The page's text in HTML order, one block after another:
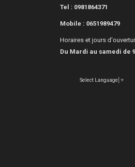
Tel : 0981864371
Mobile : 0651989479
Horaires et jours
Du Mardi au samedi de
Select Language ▼